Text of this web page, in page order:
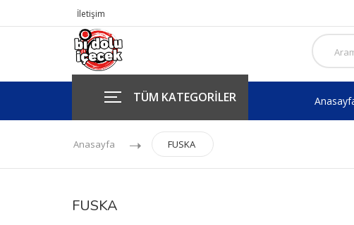
İletişim
TÜM KATEGORİLER
Anasayfa FUSKA
FUSKA